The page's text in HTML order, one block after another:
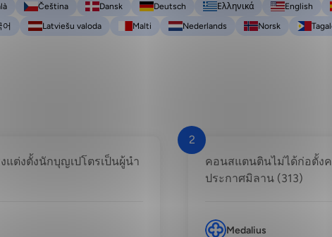
Čeština Dansk Deutsch Ελληνικά
English
어 Latviešu valoda Malti Nederlands Norsk
ต่งตั้งนักบุญเปโตรเป็นผู้นำ
2
คอนสแตนตินไม่ได้ก่อตั้ง
ประกาศมิลาน (313)
Medalius